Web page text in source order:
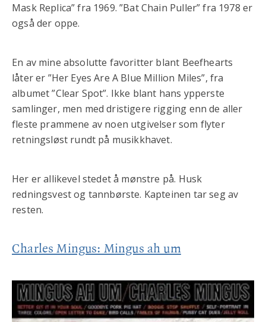
Mask Replica” fra 1969. ”Bat Chain Puller” fra 1978 er
også der oppe.
En av mine absolutte favoritter blant Beefhearts
låter er ”Her Eyes Are A Blue Million Miles”, fra
albumet ”Clear Spot”. Ikke blant hans ypperste
samlinger, men med dristigere rigging enn de aller
fleste prammene av noen utgivelser som flyter
retningsløst rundt på musikkhavet.
Her er allikevel stedet å mønstre på. Husk
redningsvest og tannbørste. Kapteinen tar seg av
resten.
Charles Mingus: Mingus ah um